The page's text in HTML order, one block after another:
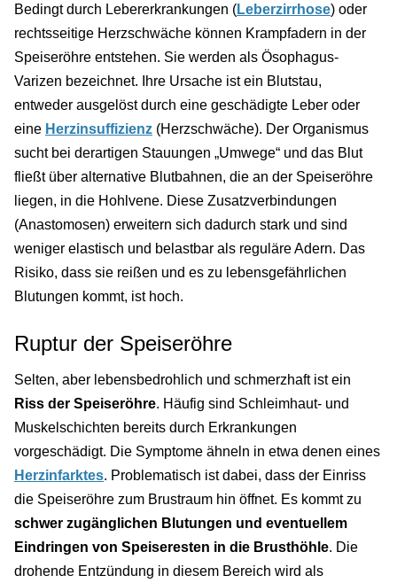
Bedingt durch Lebererkrankungen (Leberzirrhose) oder
rechtsseitige Herzschwäche können Krampfadern in der
Speiseröhre entstehen. Sie werden als Ösophagus-
Varizen bezeichnet. Ihre Ursache ist ein Blutstau,
entweder ausgelöst durch eine geschädigte Leber oder
eine Herzinsuffizienz (Herzschwäche). Der Organismus
sucht bei derartigen Stauungen „Umwege“ und das Blut
fließt über alternative Blutbahnen, die an der Speiseröhre
liegen, in die Hohlvene. Diese Zusatzverbindungen
(Anastomosen) erweitern sich dadurch stark und sind
weniger elastisch und belastbar als reguläre Adern. Das
Risiko, dass sie reißen und es zu lebensgefährlichen
Blutungen kommt, ist hoch.
Ruptur der Speiseröhre
Selten, aber lebensbedrohlich und schmerzhaft ist ein
Riss der Speiseröhre. Häufig sind Schleimhaut- und
Muskelschichten bereits durch Erkrankungen
vorgeschädigt. Die Symptome ähneln in etwa denen eines
Herzinfarktes. Problematisch ist dabei, dass der Einriss
die Speiseröhre zum Brustraum hin öffnet. Es kommt zu
schwer zugänglichen Blutungen und eventuellem
Eindringen von Speiseresten in die Brusthöhle. Die
drohende Entzündung in diesem Bereich wird als